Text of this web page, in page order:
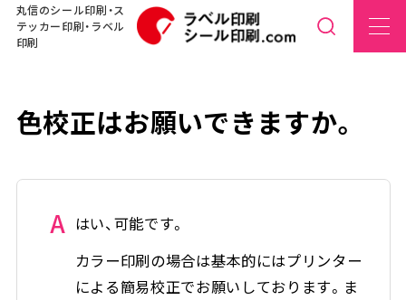
丸信のシール印刷・ス
テッカー印刷・ラベル
印刷
色校正はお願いできますか。
A はい、可能です。
カラー印刷の場合は基本的にはプリンター
による簡易校正でお願いしております。ま